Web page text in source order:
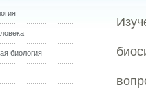
биология